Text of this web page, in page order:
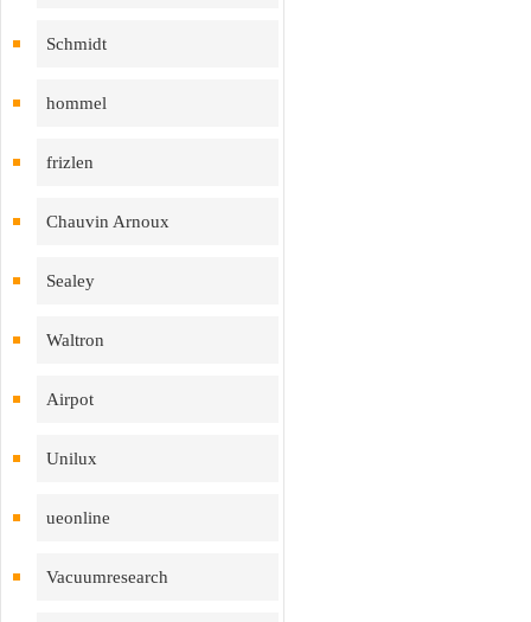
Schmidt
hommel
frizlen
Chauvin Arnoux
Sealey
Waltron
Airpot
Unilux
ueonline
Vacuumresearch